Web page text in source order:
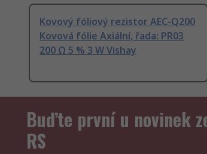
Kovový fóliový rezistor AEC-Q200
Kovová fólie Axiální, řada: PR03
200 Ω 5 % 3 W Vishay
Buďte první u novinek
RS